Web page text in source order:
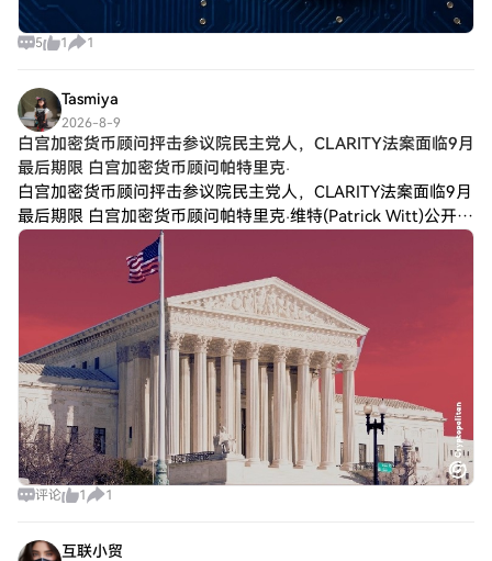
5 1 1
Tasmiya
2026-8-9
白宫加密货币顾问抨击参议院民主党人，CLARITY法案面临9月
最后期限 白宫加密货币顾问帕特里克·
白宫加密货币顾问抨击参议院民主党人，CLARITY法案面临9月
最后期限 白宫加密货币顾问帕特里克·维特(Patrick Witt)公开指
责民主党人阻挠CLARITY法案的进展。他在X网站上发文称，民
评论 1 1
互联小贸